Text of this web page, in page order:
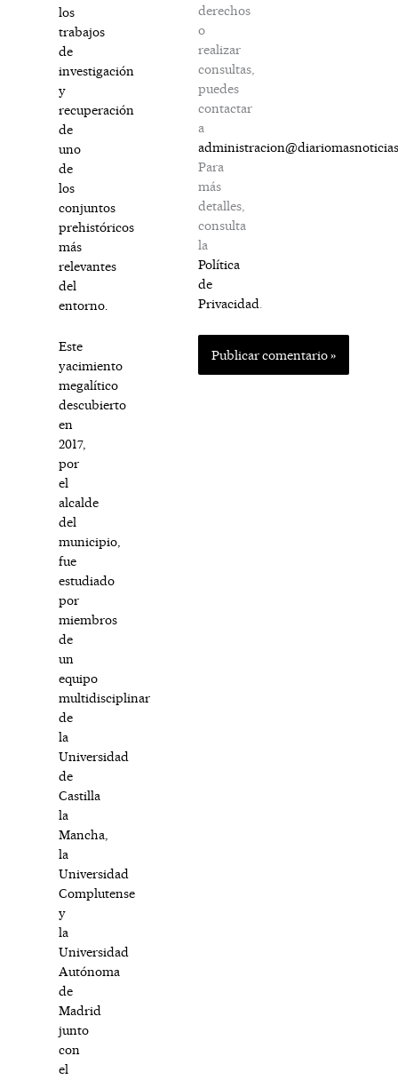
los
trabajos
de
investigación
y
recuperación
de
uno
de
los
conjuntos
prehistóricos
más
relevantes
del
entorno.
Este
yacimiento
megalítico
descubierto
en
2017,
por
el
alcalde
del
municipio,
fue
estudiado
por
miembros
de
un
equipo
multidisciplinar
de
la
Universidad
de
Castilla
la
Mancha,
la
Universidad
Complutense
y
la
Universidad
Autónoma
de
Madrid
junto
con
el
derechos
o
realizar
consultas,
puedes
contactar
a
Para
más
detalles,
consulta
la
Política
de
Privacidad